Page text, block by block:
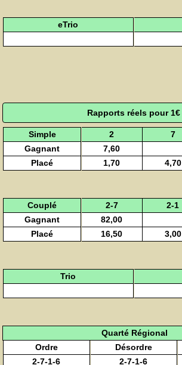
eTrio
Rapports réels pour 1€
Simple 2 7
Gagnant
7,60
Placé
1,70 4,70
Couplé 2-7 2-1
Gagnant
82,00
Placé
16,50 3,00
Trio
Quarté Régional
Ordre
Désordre
2-7-1-6
2-7-1-6